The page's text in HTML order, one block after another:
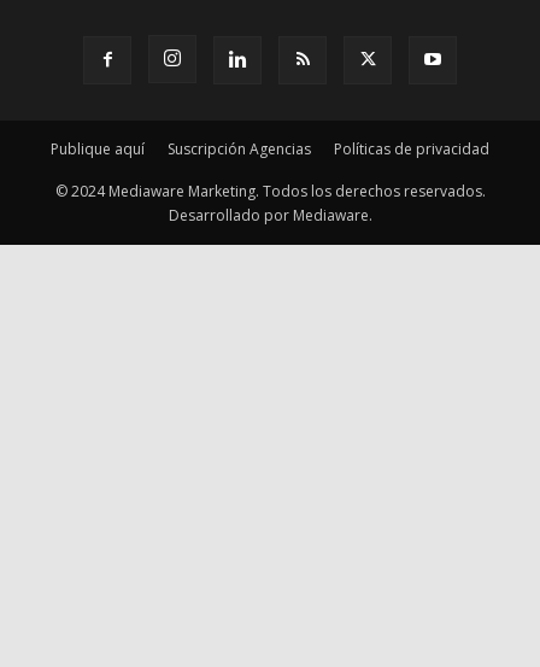
Publique aquí Suscripción Agencias Políticas de privacidad
© 2024 Mediaware Marketing. Todos los derechos reservados.
Desarrollado por Mediaware.